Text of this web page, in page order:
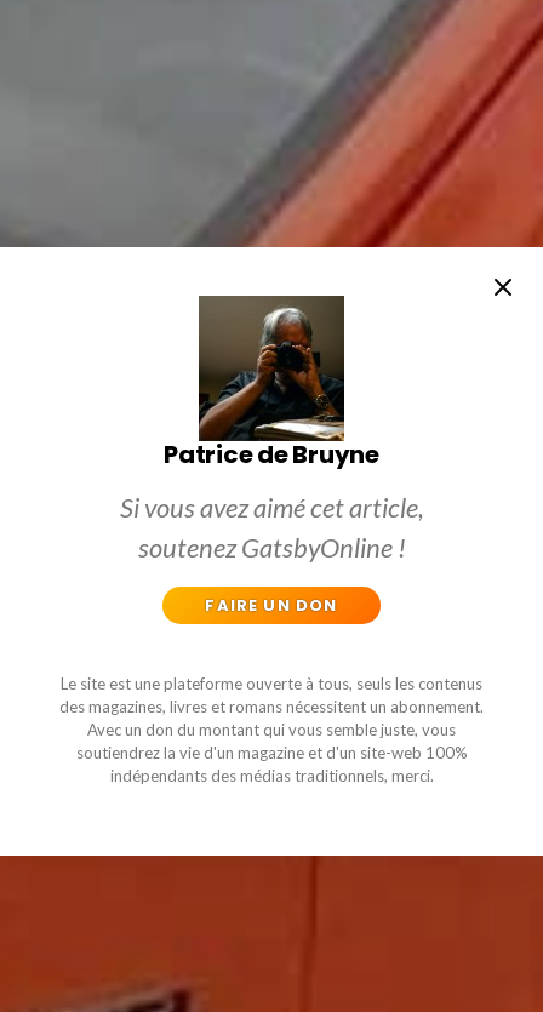
Patrice de Bruyne
Si vous avez aimé cet article,
soutenez GatsbyOnline !
FAIRE UN DON
Le site est une plateforme ouverte à tous, seuls les contenus
des magazines, livres et romans nécessitent un abonnement.
Avec un don du montant qui vous semble juste, vous
soutiendrez la vie d'un magazine et d'un site-web 100%
indépendants des médias traditionnels, merci.